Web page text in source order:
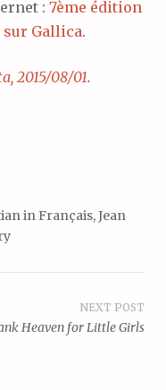
: 7ème édition
Gallica.
2015/08/01.
inFrançais,Jean
NEXT POST
Heaven for Little Girls